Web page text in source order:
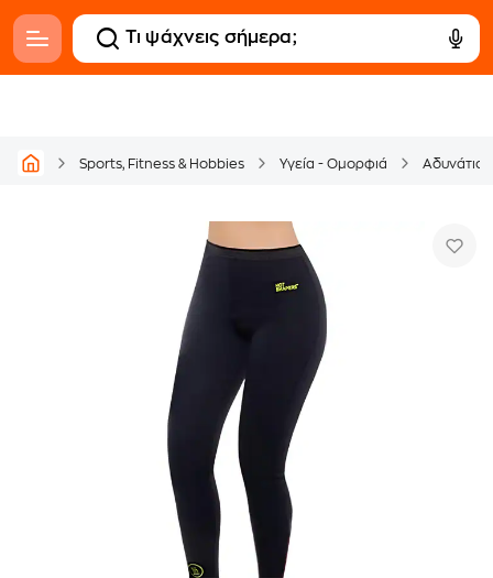
Sports, Fitness & Hobbies Υγεία - Ομορφιά